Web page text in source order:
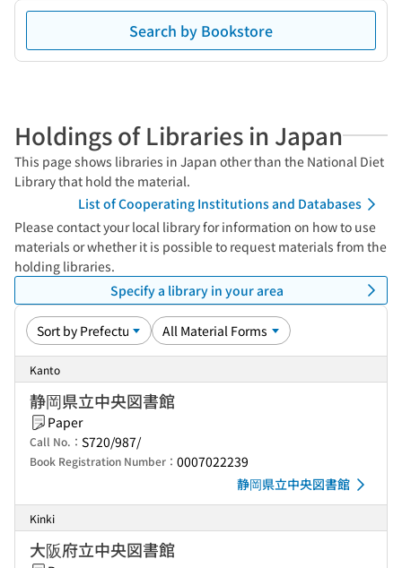
Search by Bookstore
Holdings of Libraries in Japan
This page shows libraries in Japan other than the National Diet
Library that hold the material.
List of Cooperating Institutions and Databases
Please contact your local library for information on how to use
materials or whether it is possible to request materials from the
holding libraries.
Specify a library in your area
Kanto
静岡県立中央図書館
Paper
Call No.： S720/987/
Book Registration Number： 0007022239
静岡県立中央図書館
Kinki
大阪府立中央図書館